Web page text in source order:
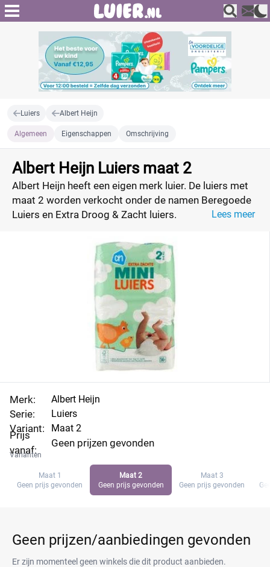
Luiers Albert Heijn
Algemeen Eigenschappen Omschrijving
Albert Heijn Luiers maat 2
Albert Heijn heeft een eigen merk luier. De luiers met
maat 2 worden verkocht onder de namen Beregoede
Luiers en Extra Droog & Zacht luiers.
Lees meer
Merk:
Serie:
Variant:
Prijs
vanaf:
Albert Heijn
Luiers
Maat 2
Geen prijzen gevonden
Varianten
Maat 1
Geen prijs gevonden
Maat 2
Geen prijs gevonden
Maat 3
Geen prijs gevonden
Geen prijzen/aanbiedingen gevonden
Er zijn momenteel geen winkels die dit product aanbieden.